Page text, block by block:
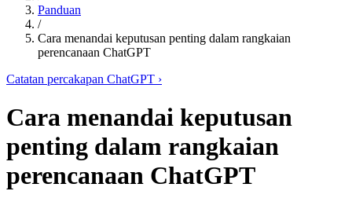
Panduan
/
Cara menandai keputusan penting dalam rangkaian
perencanaan ChatGPT
Catatan percakapan ChatGPT ›
Cara menandai keputusan
penting dalam rangkaian
perencanaan ChatGPT